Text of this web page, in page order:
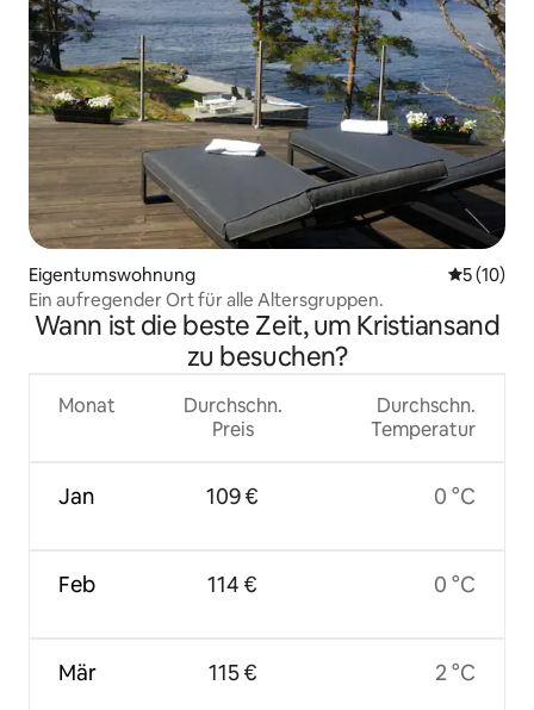
Eigentumswohnung
5 (10)
Ein aufregender Ort für alle Altersgruppen.
Wann ist die beste Zeit, um Kristiansand
zu besuchen?
Monat
Jan
Feb
Mär
Durchschn.
Preis
109 €
114 €
115 €
Durchschn.
Temperatur
0 °C
0 °C
2 °C